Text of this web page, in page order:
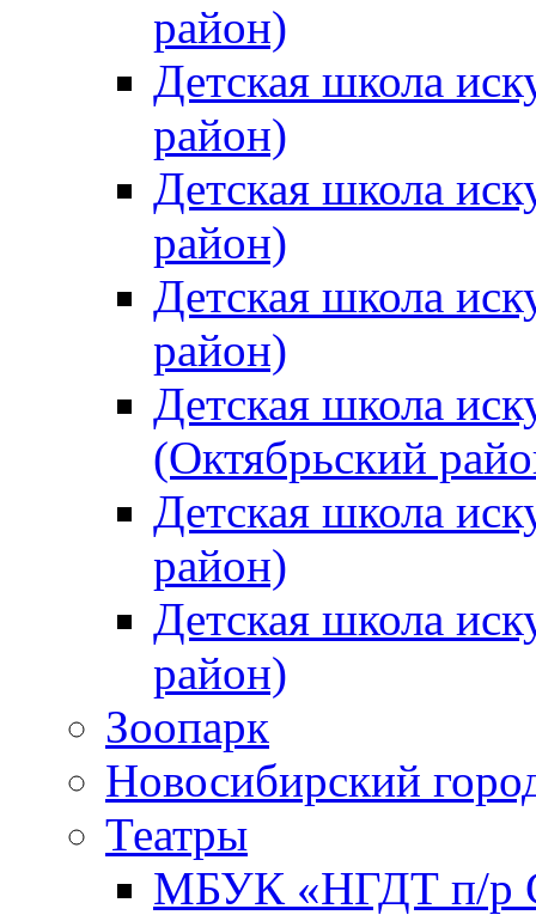
район)
Детская школа
район)
Детская школа
район)
Детская школа
район)
Детская школа
(Октябрьский
Детская школа
район)
Детская школа
район)
Зоопарк
Новосибирский
Театры
МБУК «НГДТ п/р